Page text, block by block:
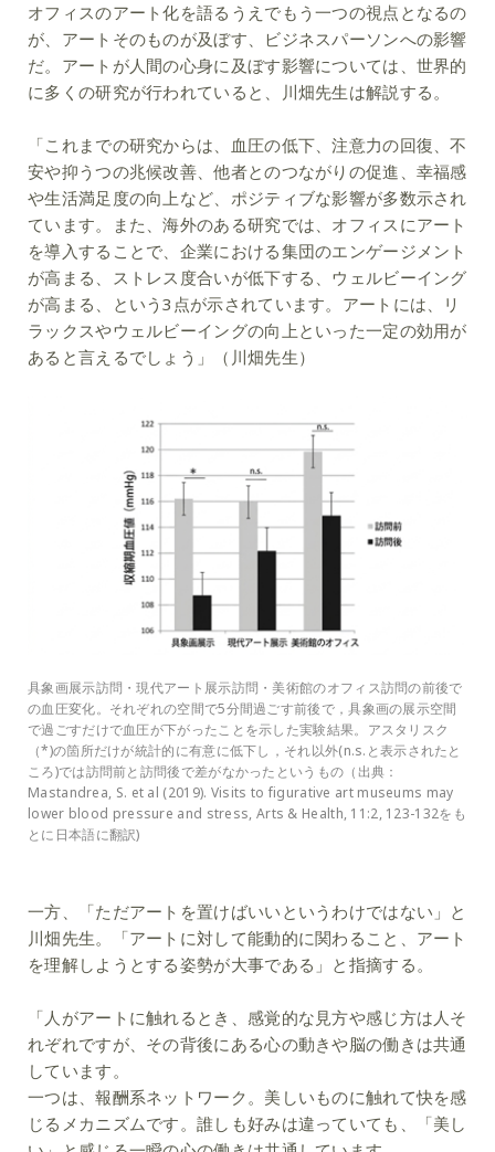
オフィスのアート化を語るうえでもう一つの視点となるの
が、アートそのものが及ぼす、ビジネスパーソンへの影響
だ。アートが人間の心身に及ぼす影響については、世界的
に多くの研究が行われていると、川畑先生は解説する。
「これまでの研究からは、血圧の低下、注意力の回復、不
安や抑うつの兆候改善、他者とのつながりの促進、幸福感
や生活満足度の向上など、ポジティブな影響が多数示され
ています。また、海外のある研究では、オフィスにアート
を導入することで、企業における集団のエンゲージメント
が高まる、ストレス度合いが低下する、ウェルビーイング
が高まる、という3点が示されています。アートには、リ
ラックスやウェルビーイングの向上といった一定の効用が
あると言えるでしょう」（川畑先生）
具象画展示訪問・現代アート展示訪問・美術館のオフィス訪問の前後で
の血圧変化。それぞれの空間で5分間過ごす前後で，具象画の展示空間
で過ごすだけで血圧が下がったことを示した実験結果。アスタリスク
（*)の箇所だけが統計的に有意に低下し，それ以外(n.s.と表示されたと
ころ)では訪問前と訪問後で差がなかったというもの（出典：
Mastandrea, S. et al (2019). Visits to figurative art museums may
lower blood pressure and stress, Arts & Health, 11:2, 123-132をも
とに日本語に翻訳)
一方、「ただアートを置けばいいというわけではない」と
川畑先生。「アートに対して能動的に関わること、アート
を理解しようとする姿勢が大事である」と指摘する。
「人がアートに触れるとき、感覚的な見方や感じ方は人そ
れぞれですが、その背後にある心の動きや脳の働きは共通
しています。
一つは、報酬系ネットワーク。美しいものに触れて快を感
じるメカニズムです。誰しも好みは違っていても、「美し